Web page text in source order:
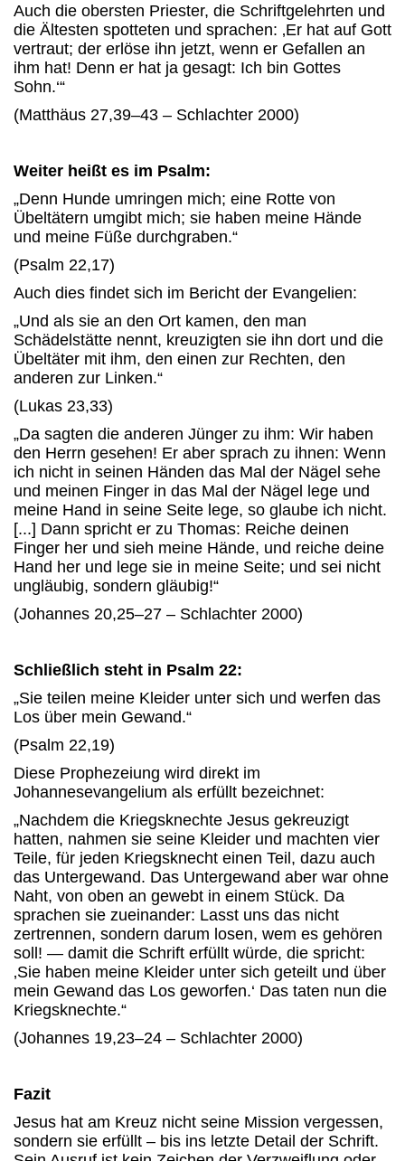
Auch die obersten Priester, die Schriftgelehrten und
die Ältesten spotteten und sprachen: ‚Er hat auf Gott
vertraut; der erlöse ihn jetzt, wenn er Gefallen an
ihm hat! Denn er hat ja gesagt: Ich bin Gottes
Sohn.‘“
(Matthäus 27,39–43 – Schlachter 2000)
Weiter heißt es im Psalm:
„Denn Hunde umringen mich; eine Rotte von
Übeltätern umgibt mich; sie haben meine Hände
und meine Füße durchgraben.“
(Psalm 22,17)
Auch dies findet sich im Bericht der Evangelien:
„Und als sie an den Ort kamen, den man
Schädelstätte nennt, kreuzigten sie ihn dort und die
Übeltäter mit ihm, den einen zur Rechten, den
anderen zur Linken.“
(Lukas 23,33)
„Da sagten die anderen Jünger zu ihm: Wir haben
den Herrn gesehen! Er aber sprach zu ihnen: Wenn
ich nicht in seinen Händen das Mal der Nägel sehe
und meinen Finger in das Mal der Nägel lege und
meine Hand in seine Seite lege, so glaube ich nicht.
[...] Dann spricht er zu Thomas: Reiche deinen
Finger her und sieh meine Hände, und reiche deine
Hand her und lege sie in meine Seite; und sei nicht
ungläubig, sondern gläubig!“
(Johannes 20,25–27 – Schlachter 2000)
Schließlich steht in Psalm 22:
„Sie teilen meine Kleider unter sich und werfen das
Los über mein Gewand.“
(Psalm 22,19)
Diese Prophezeiung wird direkt im
Johannesevangelium als erfüllt bezeichnet:
„Nachdem die Kriegsknechte Jesus gekreuzigt
hatten, nahmen sie seine Kleider und machten vier
Teile, für jeden Kriegsknecht einen Teil, dazu auch
das Untergewand. Das Untergewand aber war ohne
Naht, von oben an gewebt in einem Stück. Da
sprachen sie zueinander: Lasst uns das nicht
zertrennen, sondern darum losen, wem es gehören
soll! — damit die Schrift erfüllt würde, die spricht:
‚Sie haben meine Kleider unter sich geteilt und über
mein Gewand das Los geworfen.‘ Das taten nun die
Kriegsknechte.“
(Johannes 19,23–24 – Schlachter 2000)
Fazit
Jesus hat am Kreuz nicht seine Mission vergessen,
sondern sie erfüllt – bis ins letzte Detail der Schrift.